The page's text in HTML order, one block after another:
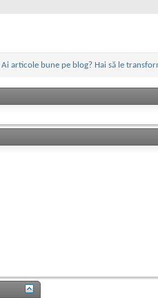
Ai articole bune pe blog? Hai să le